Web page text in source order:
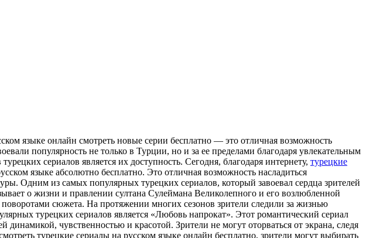
языке онлайн смотреть новые серии бесплатно — это отличная возможность
популярность не только в Турции, но и за ее пределами благодаря увлекательным
сериалов является их доступность. Сегодня, благодаря интернету, турецкие
языке абсолютно бесплатно. Это отличная возможность насладиться
Одним из самых популярных турецких сериалов, который завоевал сердца зрителей
о жизни и правлении султана Сулеймана Великолепного и его возлюбленной
сюжета. На протяжении многих сезонов зрители следили за жизнью
турецких сериалов является «Любовь напрокат». Этот романтический сериал
чувственностью и красотой. Зрители не могут оторваться от экрана, следя
турецкие сериалы на русском языке онлайн бесплатно, зрители могут выбирать